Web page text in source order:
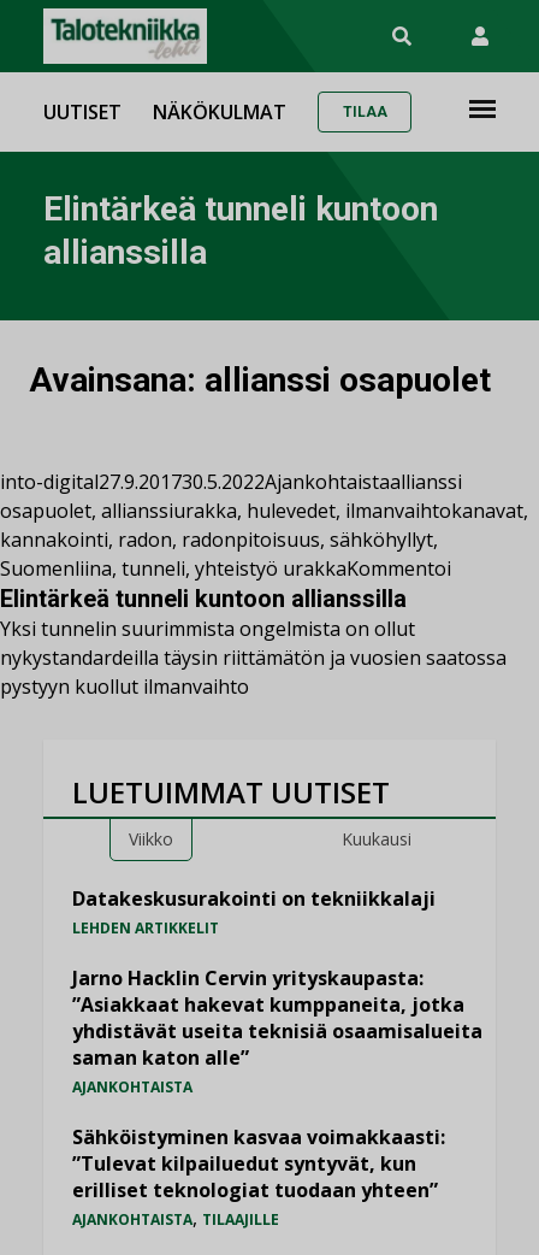
UUTISET NÄKÖKULMAT TILAA
Elintärkeä tunneli kuntoon
allianssilla
Avainsana: allianssi osapuolet
into-digital27.9.201730.5.2022Ajankohtaistaallianssi
osapuolet, allianssiurakka, hulevedet, ilmanvaihtokanavat,
kannakointi, radon, radonpitoisuus, sähköhyllyt,
Suomenliina, tunneli, yhteistyö urakkaKommentoi
Elintärkeä tunneli kuntoon allianssilla
Yksi tunnelin suurimmista ongelmista on ollut
nykystandardeilla täysin riittämätön ja vuosien saatossa
pystyyn kuollut ilmanvaihto
LUETUIMMAT UUTISET
Viikko Kuukausi
Datakeskusurakointi on tekniikkalaji
LEHDEN ARTIKKELIT
Jarno Hacklin Cervin yrityskaupasta:
”Asiakkaat hakevat kumppaneita, jotka
yhdistävät useita teknisiä osaamisalueita
saman katon alle”
AJANKOHTAISTA
Sähköistyminen kasvaa voimakkaasti:
”Tulevat kilpailuedut syntyvät, kun
erilliset teknologiat tuodaan yhteen”
AJANKOHTAISTA, TILAAJILLE